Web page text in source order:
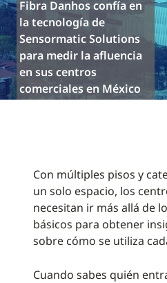
Fibra Danhos confía en
la tecnología de
Sensormatic Solutions
para medir la afluencia
en sus centros
comerciales en México
Con múltiples pisos y
un solo espacio, los
necesitan ir más allá de
básicos para obtener
sobre cómo se utiliza
Cuando sabes quién